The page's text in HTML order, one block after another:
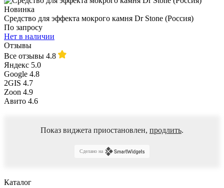
Новинка
Средство для эффекта мокрого камня Dr Stone (Россия)
По запросу
Нет в наличии
Отзывы
Все отзывы 4.8
Яндекс 5.0
Google 4.8
2GIS 4.7
Zoon 4.9
Авито 4.6
Показ виджета приостановлен, продлить.
Сделано на
Каталог